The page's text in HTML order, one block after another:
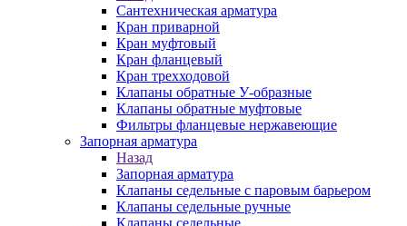
Сантехническая арматура
Кран приварной
Кран муфтовый
Кран фланцевый
Кран трехходовой
Клапаны обратные У-образные
Клапаны обратные муфтовые
Фильтры фланцевые нержавеющие
Запорная арматура
Назад
Запорная арматура
Клапаны седельные с паровым барьером
Клапаны седельные ручные
Клапаны седельные